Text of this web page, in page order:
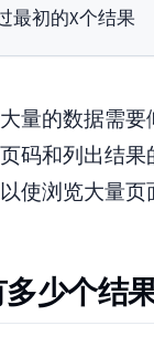
最初的X个结果
量的数据需
码和列出结
使浏览大量页
少个结